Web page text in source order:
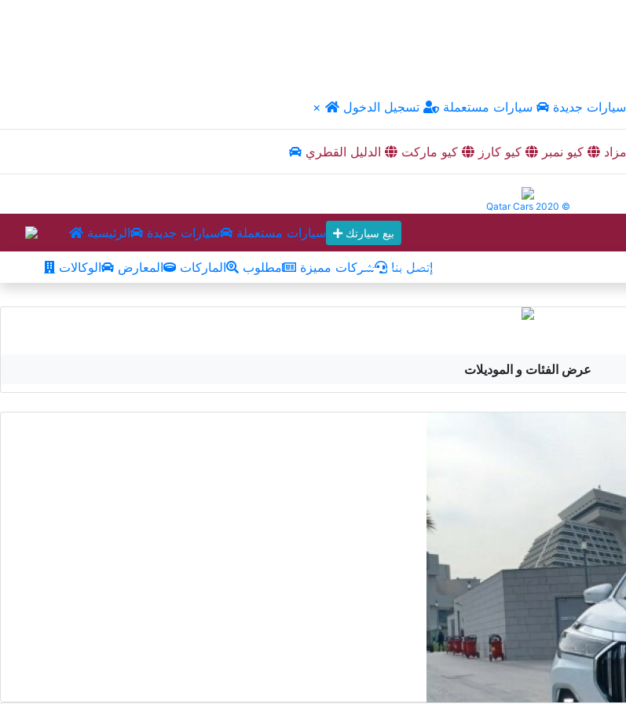
× سيارات جديدة سيارات مستعملة تسجيل الدخول
كيو نمبر كيو كارز كيو ماركت الدليل القطري
Qatar Cars 2020 ©
الرئيسية سيارات جديدة سيارات مستعملة بيع سيارتك
الوكالات المعارض الماركات مطلوب شركات مميزة إتصل بنا
عرض الفئات و الموديلات